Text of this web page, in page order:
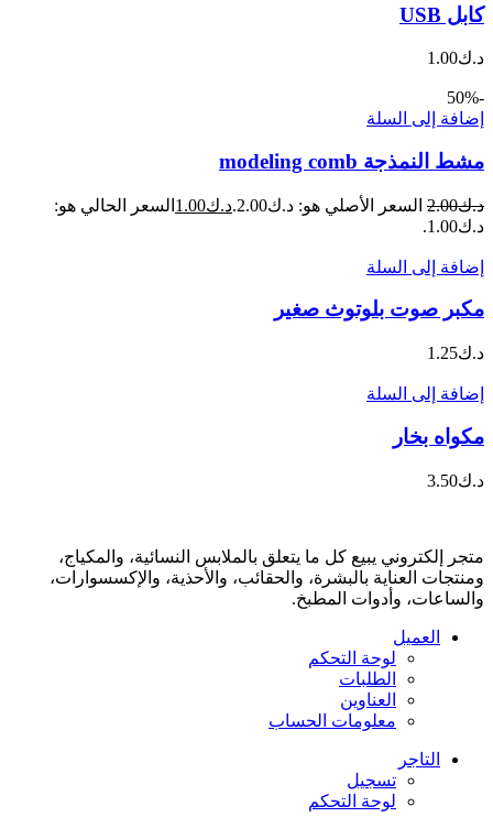
كابل USB
د.ك1.00
-50%
إضافة إلى السلة
مشط النمذجة modeling comb
د.ك2.00 السعر الأصلي هو: د.ك2.00. د.ك1.00 السعر الحالي هو:
د.ك1.00.
إضافة إلى السلة
مكبر صوت بلوتوث صغير
د.ك1.25
إضافة إلى السلة
مكواه بخار
د.ك3.50
متجر إلكتروني يبيع كل ما يتعلق بالملابس النسائية، والمكياج،
ومنتجات العناية بالبشرة، والحقائب، والأحذية، والإكسسوارات،
والساعات، وأدوات المطبخ.
العميل
لوحة التحكم
الطلبات
العناوين
معلومات الحساب
التاجر
تسجيل
لوحة التحكم